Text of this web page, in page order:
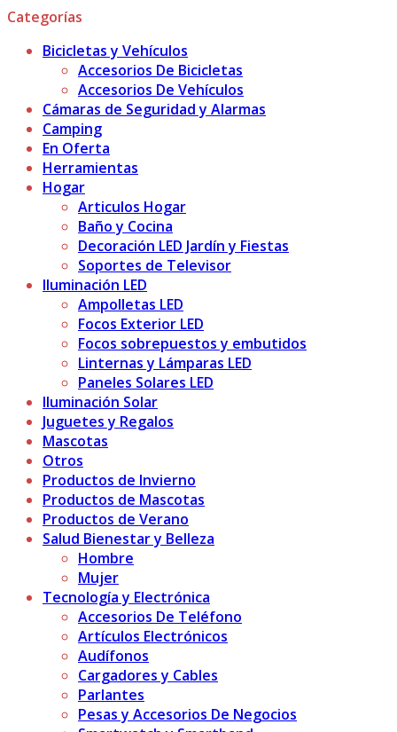
Categorías
Bicicletas y Vehículos
Accesorios De Bicicletas
Accesorios De Vehículos
Cámaras de Seguridad y Alarmas
Camping
En Oferta
Herramientas
Hogar
Articulos Hogar
Baño y Cocina
Decoración LED Jardín y Fiestas
Soportes de Televisor
Iluminación LED
Ampolletas LED
Focos Exterior LED
Focos sobrepuestos y embutidos
Linternas y Lámparas LED
Paneles Solares LED
Iluminación Solar
Juguetes y Regalos
Mascotas
Otros
Productos de Invierno
Productos de Mascotas
Productos de Verano
Salud Bienestar y Belleza
Hombre
Mujer
Tecnología y Electrónica
Accesorios De Teléfono
Artículos Electrónicos
Audífonos
Cargadores y Cables
Parlantes
Pesas y Accesorios De Negocios